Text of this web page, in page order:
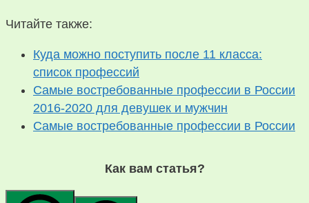
Читайте также:
Куда можно поступить после 11 класса:
список профессий
Самые востребованные профессии в России
2016-2020 для девушек и мужчин
Самые востребованные профессии в России
Как вам статья?